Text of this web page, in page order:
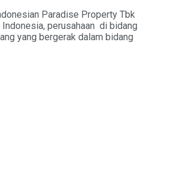
Paradise Property Tbk
perusahaan di bidang
yang bergerak dalam bidang